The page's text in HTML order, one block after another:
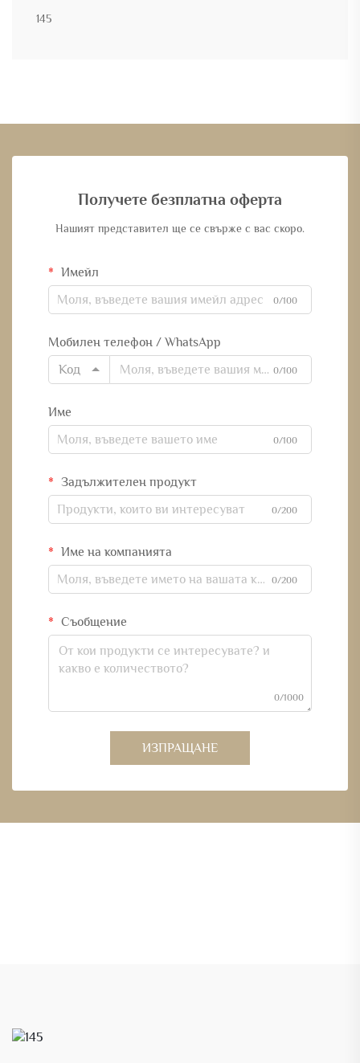
145
Получете безплатна оферта
Нашият представител ще се свърже с вас скоро.
Имейл
0/100
Мобилен телефон / WhatsApp
Код
0/100
Име
0/100
Задължителен продукт
0/200
Име на компанията
0/200
Съобщение
0/1000
ИЗПРАЩАНЕ